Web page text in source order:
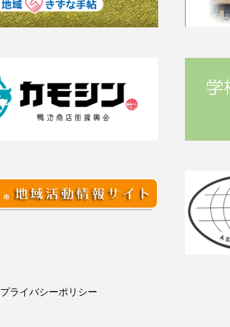
プライバシーポリシー